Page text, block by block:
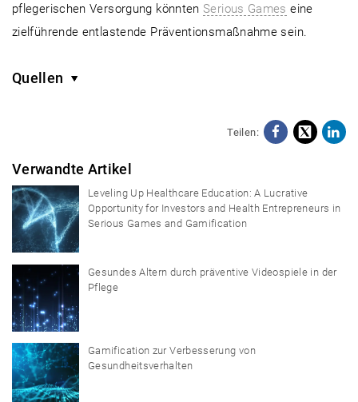
pflegerischen Versorgung könntenSerious Games eine
zielführende entlastende Präventionsmaßnahme sein.
Quellen
Teilen: X
Verwandte Artikel
Leveling Up Healthcare Education: A Lucrative
Opportunity for Investors and Health Entrepreneurs in
Serious Games and Gamification
Gesundes Altern durch präventive Videospiele in der
Pflege
Gamification zur Verbesserung von
Gesundheitsverhalten